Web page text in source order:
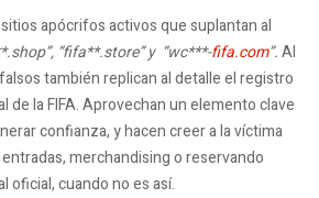
apócrifos activos que suplantan al
“fifa**.store” y “wc***-fifa.com”.Al
también replican al detalle el registro
de la FIFA. Aprovechan un elemento clave
confianza, y hacen creer a la víctima
merchandising o reservando
oficial, cuando no es así.